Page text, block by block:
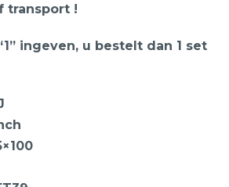
transport !
ingeven, u bestelt dan 1 set